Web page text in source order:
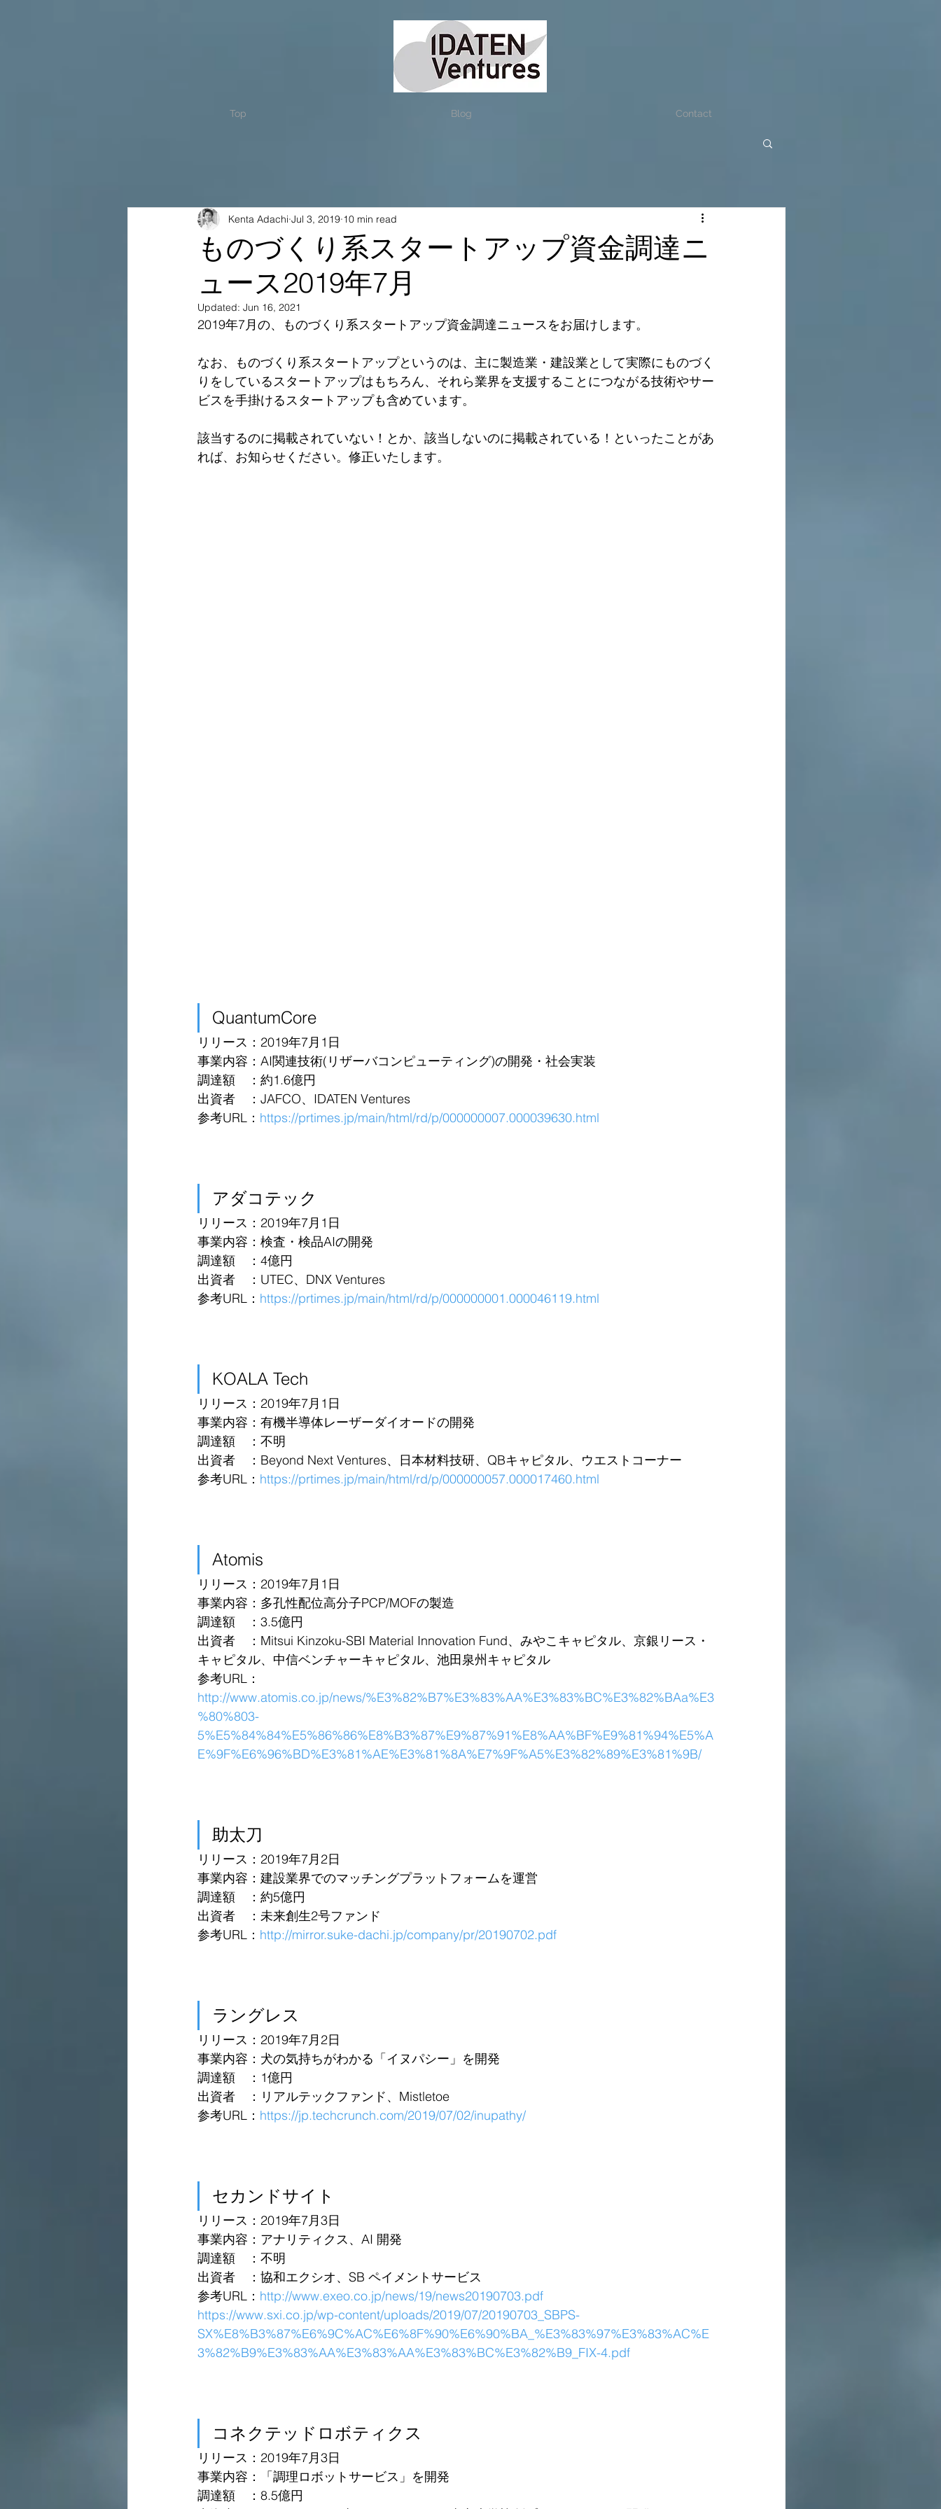
Top Blog Contact
ものづくり系スタートアップ資金調達ニ
ュース2019年7月
Kenta Adachi Jul 3, 2019 10 min read
Updated: Jun 16, 2021
2019年7月の、ものづくり系スタートアップ資金調達ニュースをお届けします。
なお、ものづくり系スタートアップというのは、主に製造業・建設業として実際にものづく
りをしているスタートアップはもちろん、それら業界を支援することにつながる技術やサー
ビスを手掛けるスタートアップも含めています。
該当するのに掲載されていない！とか、該当しないのに掲載されている！といったことがあ
れば、お知らせください。修正いたします。
QuantumCore
リリース：2019年7月1日
事業内容：AI関連技術(リザーバコンピューティング)の開発・社会実装
調達額　：約1.6億円
出資者　：JAFCO、IDATEN Ventures
参考URL： https://prtimes.jp/main/html/rd/p/000000007.000039630.html
アダコテック
リリース：2019年7月1日
事業内容：検査・検品AIの開発
調達額　：4億円
出資者　：UTEC、DNX Ventures
参考URL： https://prtimes.jp/main/html/rd/p/000000001.000046119.html
KOALA Tech
リリース：2019年7月1日
事業内容：有機半導体レーザーダイオードの開発
調達額　：不明
出資者　：Beyond Next Ventures、日本材料技研、QBキャピタル、ウエストコーナー
参考URL： https://prtimes.jp/main/html/rd/p/000000057.000017460.html
Atomis
リリース：2019年7月1日
事業内容：多孔性配位高分子PCP/MOFの製造
調達額　：3.5億円
出資者　：Mitsui Kinzoku-SBI Material Innovation Fund、みやこキャピタル、京銀リース・
キャピタル、中信ベンチャーキャピタル、池田泉州キャピタル
参考URL：
http://www.atomis.co.jp/news/%E3%82%B7%E3%83%AA%E3%83%BC%E3%82%BAa%E3
%80%803-
5%E5%84%84%E5%86%86%E8%B3%87%E9%87%91%E8%AA%BF%E9%81%94%E5%A
E%9F%E6%96%BD%E3%81%AE%E3%81%8A%E7%9F%A5%E3%82%89%E3%81%9B/
助太刀
リリース：2019年7月2日
事業内容：建設業界でのマッチングプラットフォームを運営
調達額　：約5億円
出資者　：未来創生2号ファンド
参考URL： http://mirror.suke-dachi.jp/company/pr/20190702.pdf
ラングレス
リリース：2019年7月2日
事業内容：犬の気持ちがわかる「イヌパシー」を開発
調達額　：1億円
出資者　：リアルテックファンド、Mistletoe
参考URL： https://jp.techcrunch.com/2019/07/02/inupathy/
セカンドサイト
リリース：2019年7月3日
事業内容：アナリティクス、AI 開発
調達額　：不明
出資者　：協和エクシオ、SB ペイメントサービス
参考URL： http://www.exeo.co.jp/news/19/news20190703.pdf
https://www.sxi.co.jp/wp-content/uploads/2019/07/20190703_SBPS-
SX%E8%B3%87%E6%9C%AC%E6%8F%90%E6%90%BA_%E3%83%97%E3%83%AC%E
3%82%B9%E3%83%AA%E3%83%AA%E3%83%BC%E3%82%B9_FIX-4.pdf
コネクテッドロボティクス
リリース：2019年7月3日
事業内容：「調理ロボットサービス」を開発
調達額　：8.5億円